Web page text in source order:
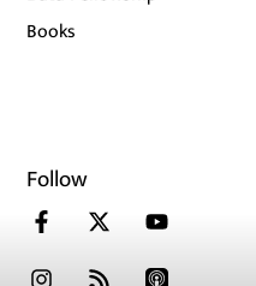
Books
Follow